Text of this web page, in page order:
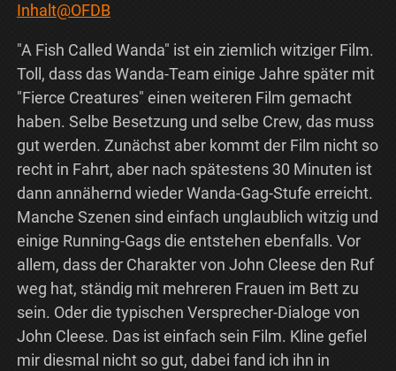
Inhalt@OFDB
"A Fish Called Wanda" ist ein ziemlich witziger Film.
Toll, dass das Wanda-Team einige Jahre später mit
"Fierce Creatures" einen weiteren Film gemacht
haben. Selbe Besetzung und selbe Crew, das muss
gut werden. Zunächst aber kommt der Film nicht so
recht in Fahrt, aber nach spätestens 30 Minuten ist
dann annähernd wieder Wanda-Gag-Stufe erreicht.
Manche Szenen sind einfach unglaublich witzig und
einige Running-Gags die entstehen ebenfalls. Vor
allem, dass der Charakter von John Cleese den Ruf
weg hat, ständig mit mehreren Frauen im Bett zu
sein. Oder die typischen Versprecher-Dialoge von
John Cleese. Das ist einfach sein Film. Kline gefiel
mir diesmal nicht so gut, dabei fand ich ihn in